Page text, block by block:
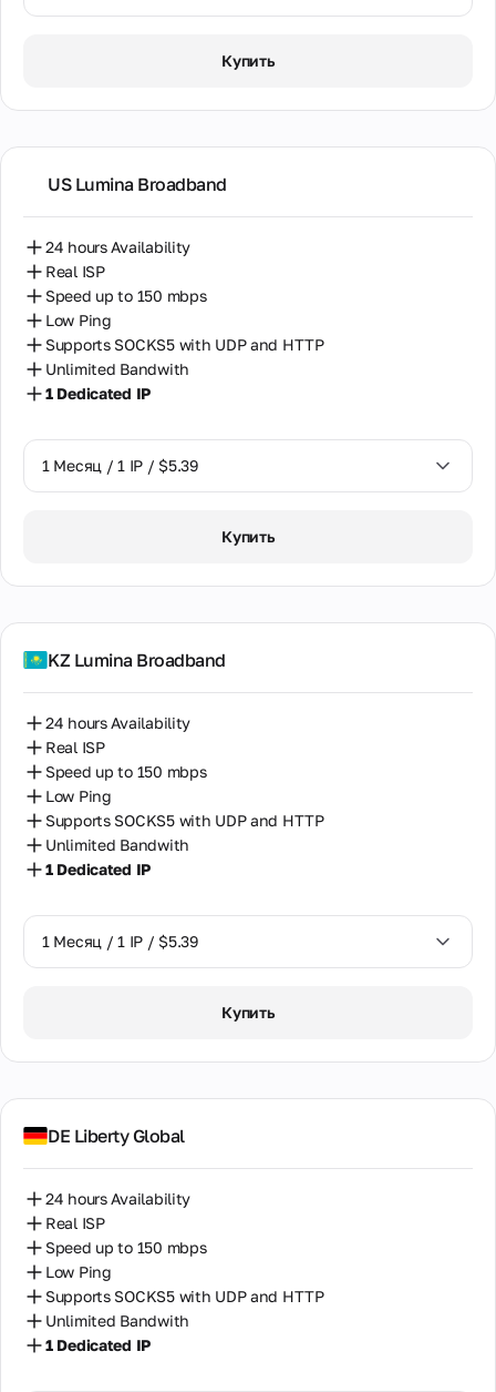
Купить
US Lumina Broadband
24 hours Availability
Real ISP
Speed up to 150 mbps
Low Ping
Supports SOCKS5 with UDP and HTTP
Unlimited Bandwith
1 Dedicated IP
1 Месяц / 1 IP / $5.39
Купить
KZ Lumina Broadband
24 hours Availability
Real ISP
Speed up to 150 mbps
Low Ping
Supports SOCKS5 with UDP and HTTP
Unlimited Bandwith
1 Dedicated IP
1 Месяц / 1 IP / $5.39
Купить
DE Liberty Global
24 hours Availability
Real ISP
Speed up to 150 mbps
Low Ping
Supports SOCKS5 with UDP and HTTP
Unlimited Bandwith
1 Dedicated IP